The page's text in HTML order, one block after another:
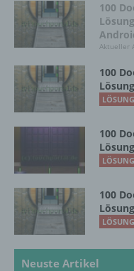
100
Aktueller
100
100
100
Neuste Artikel
Cookies /
Die Internetseiten
genannte Cookies,
SessionStorage.
machen. Local
eine Technologie,
auf Ihrem
abspeichert.
über einen
Computersystem
werden. Sie
LocalStorage und
entsprechende
verhindern.